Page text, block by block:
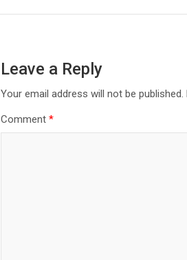
Leave a Reply
Your email address will not be published.
Comment*